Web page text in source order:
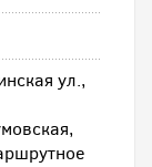
ул.,